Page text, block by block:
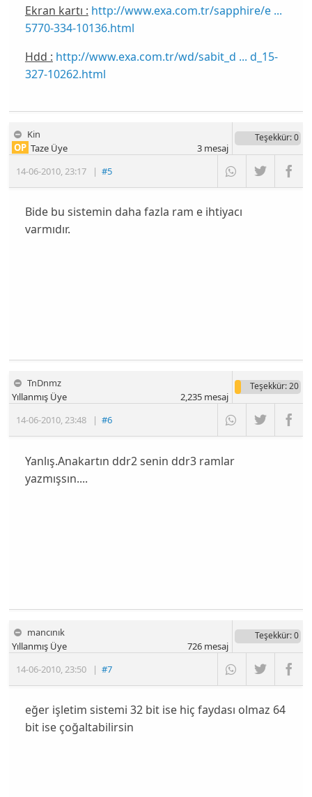
Ekran kartı : http://www.exa.com.tr/sapphire/e ...
5770-334-10136.html
Hdd : http://www.exa.com.tr/wd/sabit_d ... d_15-
327-10262.html
Kin
14-06-2010 23:17 |#5
OP Taze Üye
Teşekkür: 0
3mesaj
Bide bu sistemin daha fazla ram e ihtiyacı
varmıdır.
TnDnmz
14-06-2010,23:48 |#6
Yıllanmış Üye
Teşekkür: 20
2,235mesaj
Yanlış.Anakartın ddr2 senin ddr3 ramlar
yazmışsın....
mancınık
14-06-2010 23:50 |#7
Yıllanmış Üye
Teşekkür: 0
726mesaj
eğer işletim sistemi 32 bit ise hiç faydası olmaz 64
bit ise çoğaltabilirsin